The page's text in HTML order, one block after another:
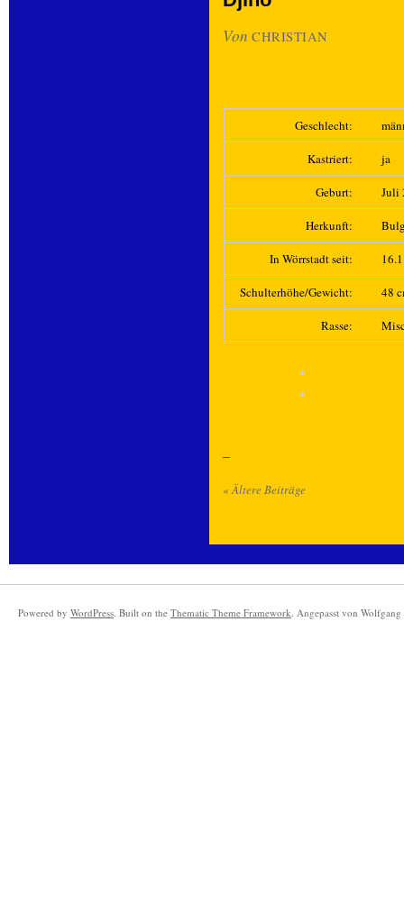
Von CHRISTIAN
Geschlecht:
Kastriert: ja
Geburt: Juli
Herkunft:
In Wörrstadt seit:
Schulterhöhe/Gewicht: 48
Rasse:
«Ältere Beiträge
Powered by WordPress. Built on the Thematic Theme Framework. Angepasst von